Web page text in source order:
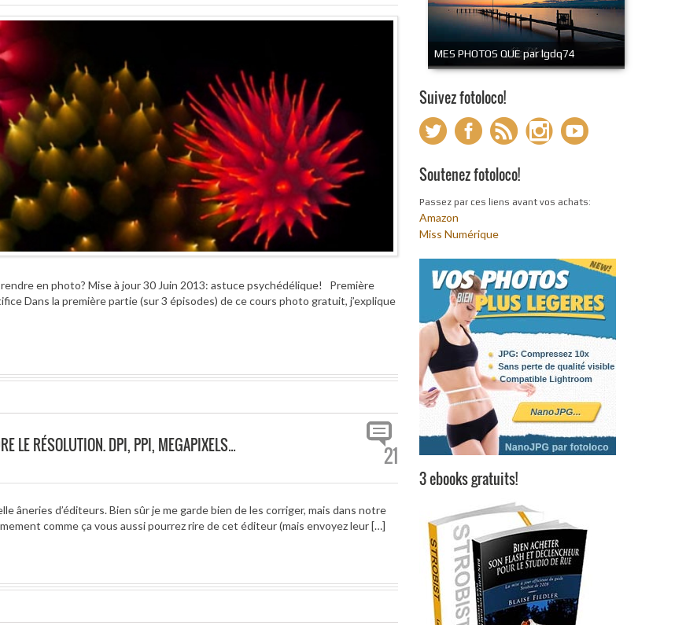
en photo? Mise à jour 30 Juin 2013: astuce psychédélique! Première
Dans la première partie (sur 3 épisodes) de ce cours photo gratuit, j’explique
LE RÉSOLUTION. DPI, PPI, MEGAPIXELS… 21
âneries d’éditeurs. Bien sûr je me garde bien de les corriger, mais dans notre
comme ça vous aussi pourrez rire de cet éditeur (mais envoyez leur […]
MES PHOTOS QUE par lgdq74
Suivez fotoloco!
Soutenez fotoloco!
Passez par ces liens avant vos achats:
Amazon
Miss Numérique
3 ebooks gratuits!